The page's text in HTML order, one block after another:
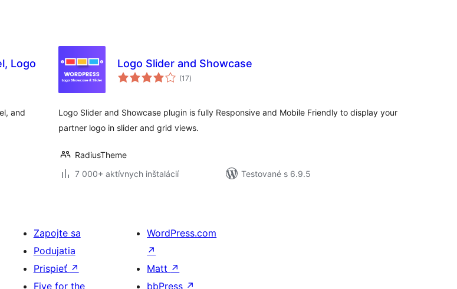
Logo
and
Logo Slider and Showcase
(17celkové
hodnotenie
)
Logo Slider and Showcase plugin is fully Responsive and Mobile Friendly to display your
partner logo in slider and grid views.
RadiusTheme
7 000+ aktívnych inštalácií
Testované s 6.9.5
Zapojte sa
Podujatia
Prispieť ↗
Five for the
WordPress.com
↗
Matt ↗
bbPress ↗